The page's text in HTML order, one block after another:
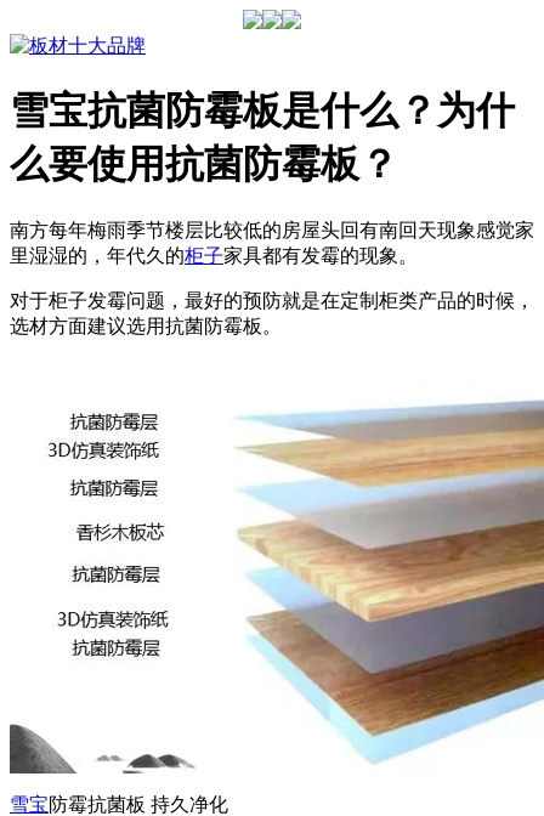
雪宝抗菌防霉板是什么？为什
么要使用抗菌防霉板？
南方每年梅雨季节楼层比较低的房屋头回有南回天现象感觉家
里湿湿的，年代久的柜子家具都有发霉的现象。
对于柜子发霉问题，最好的预防就是在定制柜类产品的时候，
选材方面建议选用抗菌防霉板。
雪宝防霉抗菌板 持久净化